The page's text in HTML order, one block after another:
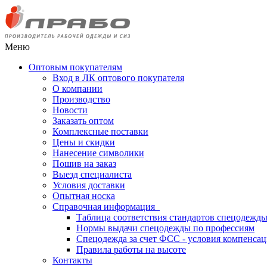
Меню
Оптовым покупателям
Вход в ЛК оптового покупателя
О компании
Производство
Новости
Заказать оптом
Комплексные поставки
Цены и скидки
Нанесение символики
Пошив на заказ
Выезд специалиста
Условия доставки
Опытная носка
Справочная информация
Таблица соответствия стандартов спецодежды
Нормы выдачи спецодежды по профессиям
Спецодежда за счет ФСС - условия
Правила работы на высоте
Контакты